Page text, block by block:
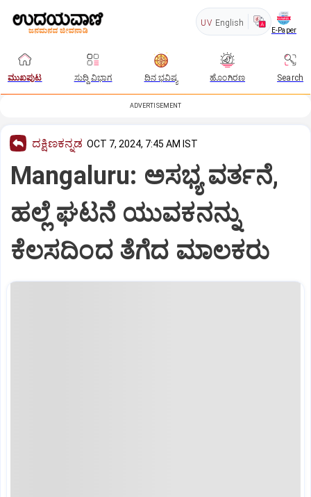
UV English
E-Paper
ಮುಖಪುಟ ಸುದ್ದಿ ವಿಭಾಗ ದಿನ ಭವಿಷ್ಯ ಹೊಂಗಿರಣ Search
ADVERTISEMENT
ದಕ್ಷಿಣಕನ್ನಡ OCT 7, 2024, 7:45 AM IST
Mangaluru: ಅಸಭ್ಯ ವರ್ತನೆ,
ಹಲ್ಲೆ ಘಟನೆ ಯುವಕನನ್ನು
ಕೆಲಸದಿಂದ ತೆಗೆದ ಮಾಲಕರು